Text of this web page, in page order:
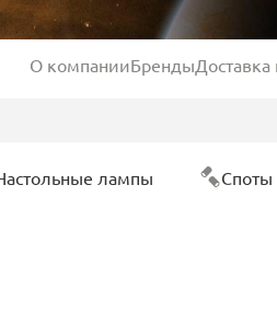
О компанииБрендыДоставка
лампы Споты